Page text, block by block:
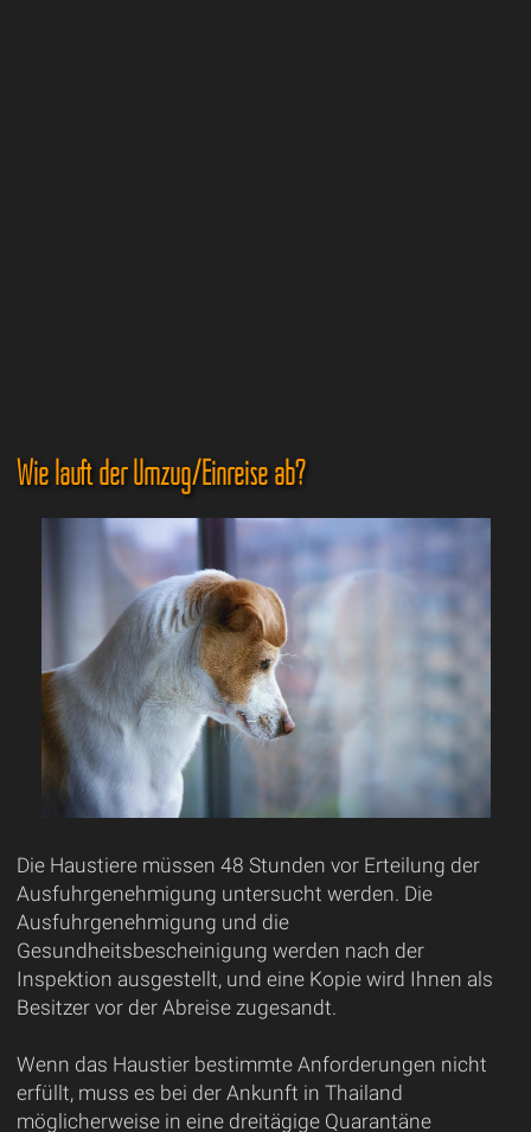
Wie läuft der Umzug/Einreise ab?
Die Haustiere müssen 48 Stunden vor Erteilung der
Ausfuhrgenehmigung untersucht werden. Die
Ausfuhrgenehmigung und die
Gesundheitsbescheinigung werden nach der
Inspektion ausgestellt, und eine Kopie wird Ihnen als
Besitzer vor der Abreise zugesandt.
Wenn das Haustier bestimmte Anforderungen nicht
erfüllt, muss es bei der Ankunft in Thailand
möglicherweise in eine dreitägige Quarantäne